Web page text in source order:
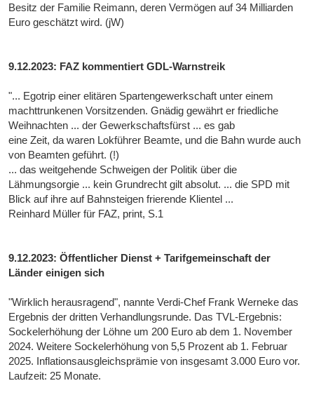
Besitz der Familie Reimann, deren Vermögen auf 34 Milliarden
Euro geschätzt wird. (jW)
9.12.2023: FAZ kommentiert GDL-Warnstreik
"... Egotrip einer elitären Spartengewerkschaft unter einem
machttrunkenen Vorsitzenden. Gnädig gewährt er friedliche
Weihnachten ... der Gewerkschaftsfürst ... es gab
eine Zeit, da waren Lokführer Beamte, und die Bahn wurde auch
von Beamten geführt. (!)
... das weitgehende Schweigen der Politik über die
Lähmungsorgie ... kein Grundrecht gilt absolut. ... die SPD mit
Blick auf ihre auf Bahnsteigen frierende Klientel ...
Reinhard Müller für FAZ, print, S.1
9.12.2023: Öffentlicher Dienst + Tarifgemeinschaft der
Länder einigen sich
"Wirklich herausragend", nannte Verdi-Chef Frank Werneke das
Ergebnis der dritten Verhandlungsrunde. Das TVL-Ergebnis:
Sockelerhöhung der Löhne um 200 Euro ab dem 1. November
2024. Weitere Sockelerhöhung von 5,5 Prozent ab 1. Februar
2025. Inflationsausgleichsprämie von insgesamt 3.000 Euro vor.
Laufzeit: 25 Monate.